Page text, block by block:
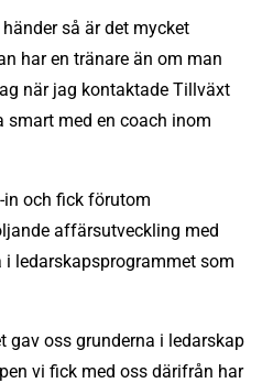
så är det mycket
har en tränare än om man
när jag kontaktade Tillväxt
smart med en coach inom
in och fick förutom
affärsutveckling med
ledarskapsprogrammet som
gav oss grunderna i ledarskap
vi fick med oss därifrån har